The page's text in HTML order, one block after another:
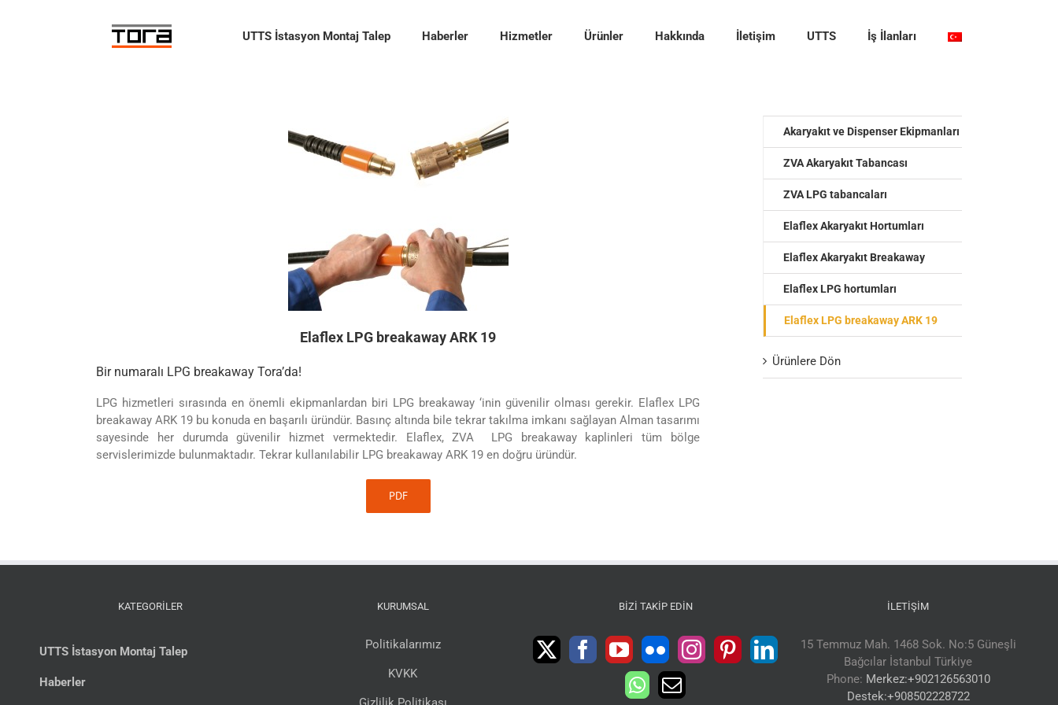
UTTS İstasyon Montaj Talep Haberler Hizmetler Ürünler Hakkında İletişim UTTS İş İlanları
Elaflex LPG breakaway ARK 19
Bir numaralı LPG breakaway Tora’da!
LPG hizmetleri sırasında en önemli ekipmanlardan biri LPG breakaway ‘inin güvenilir olması gerekir. Elaflex LPG
breakaway ARK 19 bu konuda en başarılı üründür. Basınç altında bile tekrar takılma imkanı sağlayan Alman tasarımı
sayesinde her durumda güvenilir hizmet vermektedir. Elaflex, ZVA LPG breakaway kaplinleri tüm bölge
servislerimizde bulunmaktadır. Tekrar kullanılabilir LPG breakaway ARK 19 en doğru üründür.
PDF
Akaryakıt ve Dispenser Ekipmanları
ZVA Akaryakıt Tabancası
ZVA LPG tabancaları
Elaflex Akaryakıt Hortumları
Elaflex Akaryakıt Breakaway
Elaflex LPG hortumları
Elaflex LPG breakaway ARK 19
Ürünlere Dön
KATEGORİLER
UTTS İstasyon Montaj Talep
Haberler
KURUMSAL
Politikalarımız
KVKK
BIZI TAKIP EDIN İLETIŞIM
15 Temmuz Mah. 1468 Sok. No:5 Güneşli
Bağcılar İstanbul Türkiye
Phone: Merkez:+902126563010
Destek:+908502228722